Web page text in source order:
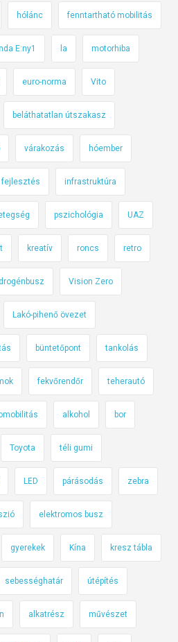
hólánc fenntartható mobilitás
E:ny1 la motorhiba
euro-norma Vito
beláthatatlan útszakasz
várakozás hóember
fejlesztés infrastruktúra
pszichológia UAZ
kreatív roncs retro
Vision Zero
Lakó-pihenő övezet
büntetőpont tankolás
fekvőrendőr teherautó
alkohol bor
Toyota téli gumi
LED párásodás zebra
elektromos busz
gyerekek Kína kresz tábla
sebességhatár útépítés
alkatrész művészet